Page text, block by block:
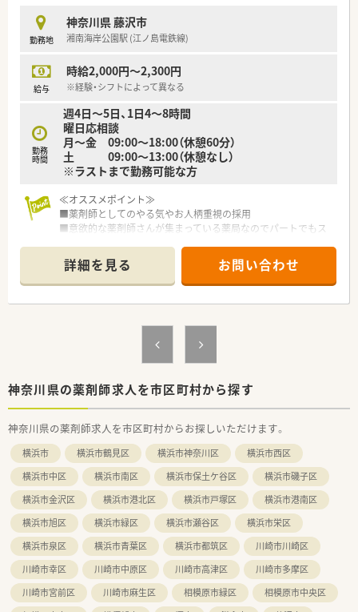
勤務地
神奈川県 藤沢市
湘南海岸公園駅 (江ノ島電鉄線)
給与
時給2,000円～2,300円
※経験・シフトによって異なる
勤務
時間
週4日～5日、1日4～8時間
曜日応相談
月～金 09:00～18:00（休憩60分）
土 09:00～13:00（休憩なし）
※ラストまで勤務可能な方
≪オススメポイント≫
■薬剤師としてのやる気やお人柄重視の採用
■意欲的な薬剤師さんが集まっている薬局なのでパートでもス
■眼科がメインではありますが複数科目の触れることや在宅に
対応するチャンスもあります
≪こんな薬局です≫
■近隣複数のクリニックから応需している、地域密着の薬局です
■調剤過誤監査システムや薬剤自動分割分包機等導入済みで安
詳細を見る お問い合わせ
神奈川県の薬剤師求人を市区町村から探す
神奈川県の薬剤師求人を市区町村からお探しいただけます。
横浜市 横浜市鶴見区 横浜市神奈川区
横浜市西区
横浜市中区
横浜市南区 横浜市保土ケ谷区
横浜市磯子区
横浜市金沢区
横浜市港北区 横浜市戸塚区
横浜市港南区
横浜市旭区
横浜市緑区 横浜市瀬谷区
横浜市栄区
横浜市泉区
横浜市青葉区 横浜市都筑区
川崎市川崎区
川崎市幸区
川崎市中原区 川崎市高津区
川崎市多摩区
川崎市宮前区
川崎市麻生区 相模原市緑区
相模原市中央区